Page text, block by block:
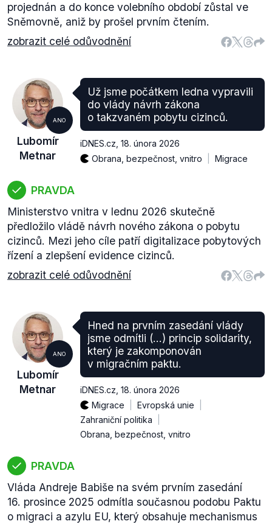
projednán a do konce volebního období zůstal ve
Sněmovně, aniž by prošel prvním čtením.
zobrazit celé odůvodnění
ANO
Lubomír
Metnar
Už jsme počátkem ledna vypravili
do vlády návrh zákona
o takzvaném pobytu cizinců.
iDNES.cz 18. února 2026
Obrana, bezpečnost, vnitro
Migrace
PRAVDA
Ministerstvo vnitra v lednu 2026 skutečně
předložilo vládě návrh nového zákona o pobytu
cizinců. Mezi jeho cíle patří digitalizace pobytových
řízení a zlepšení evidence cizinců.
zobrazit celé odůvodnění
ANO
Lubomír
Metnar
Hned na prvním zasedání vlády
jsme odmítli (...) princip solidarity,
který je zakomponován
v migračním paktu.
iDNES.cz 18. února 2026
Migrace
Evropská unie
Zahraniční politika
Obrana, bezpečnost, vnitro
PRAVDA
Vláda Andreje Babiše na svém prvním zasedání
16. prosince 2025 odmítla současnou podobu Paktu
o migraci a azylu EU, který obsahuje mechanismus